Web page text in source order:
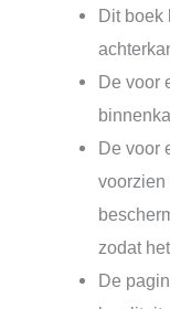
Dit boek
De voor
De voor
voorzien
zodat
De